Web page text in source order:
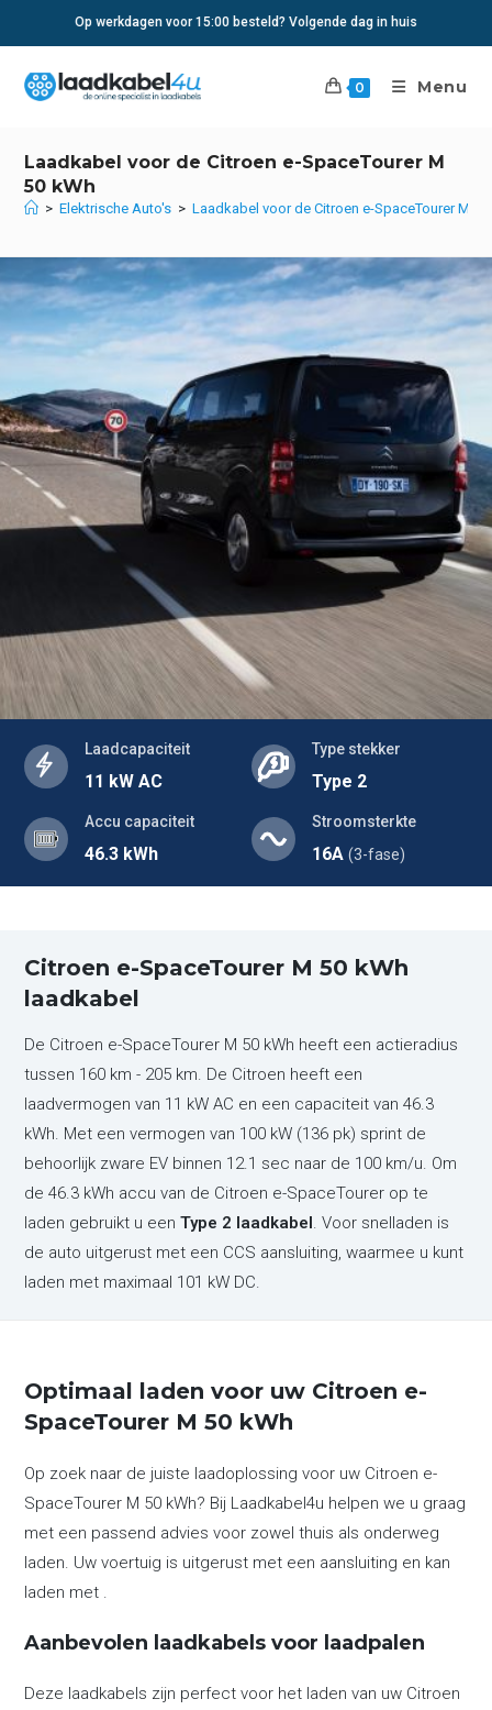
Op werkdagen voor 15:00 besteld? Volgende dag in huis
0 Menu
Laadkabel voor de Citroen e-SpaceTourer M
50 kWh
> Elektrische Auto's > Laadkabel voor de Citroen e-SpaceTourer M
Laadcapaciteit
11 kW AC
Type stekker
Type 2
Accu capaciteit
46.3 kWh
Stroomsterkte
16A (3-fase)
Citroen e-SpaceTourer M 50 kWh
laadkabel
De Citroen e-SpaceTourer M 50 kWh heeft een actieradius
tussen 160 km - 205 km. De Citroen heeft een
laadvermogen van 11 kW AC en een capaciteit van 46.3
kWh. Met een vermogen van 100 kW (136 pk) sprint de
behoorlijk zware EV binnen 12.1 sec naar de 100 km/u. Om
de 46.3 kWh accu van de Citroen e-SpaceTourer op te
laden gebruikt u eenType 2 laadkabel. Voor snelladen is
de auto uitgerust met een CCS aansluiting, waarmee u kunt
laden met maximaal 101 kW DC.
Optimaal laden voor uw Citroen e-
SpaceTourer M 50 kWh
Op zoek naar de juiste laadoplossing voor uw Citroen e-
SpaceTourer M 50 kWh? Bij Laadkabel4u helpen we u graag
met een passend advies voor zowel thuis als onderweg
laden. Uw voertuig is uitgerust met een aansluiting en kan
laden met .
Aanbevolen laadkabels voor laadpalen
Deze laadkabels zijn perfect voor het laden van uw Citroen